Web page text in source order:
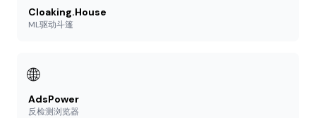
Cloaking.House
ML驱动斗篷
🌐
AdsPower
反检测浏览器